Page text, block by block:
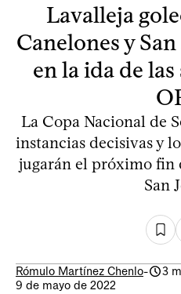
Lavalleja
Canelones y
en la ida de
La Copa Nacional de
instancias decisivas y
jugarán el próximo fin
San
Rómulo Martínez Chenlo-
3
9 de mayo de 2022